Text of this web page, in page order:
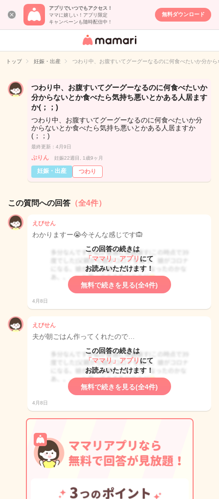
アプリでいつでもアクセス！
ママに嬉しい！アプリ限定
キャンペーンも随時配信中！
無料ダウンロード
女性専用匿名QA
イト
トップ 妊娠・出産 つわり中、お腹すいてグーグーなるのに何食べたいか分か
つわり中、お腹すいてグーグーなるのに何食べたいか
分からないとか食べたら気持ち悪いとかある人居ます
か(；；)
つわり中、お腹すいてグーグーなるのに何食べたいか分
からないとか食べたら気持ち悪いとかある人居ますか
(；；)
最終更新：4月9日
ぷりん 妊娠22週目, 1歳9ヶ月
妊娠・出産 つわり
この質問への回答 （全4件）
えびせん
わかりますー😭今そんな感じです🙉
この回答の続きは
「ママリ」アプリ にて
お読みいただけます！
無料で続きを見る(全4件)
4月8日
えびせん
夫が朝ごはん作ってくれたので…
この回答の続きは
「ママリ」アプリ にて
お読みいただけます！
無料で続きを見る(全4件)
4月8日